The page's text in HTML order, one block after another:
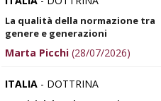
La qualità della normazione tra
genere e generazioni
Marta Picchi (28/07/2026)
ITALIA - DOTTRINA